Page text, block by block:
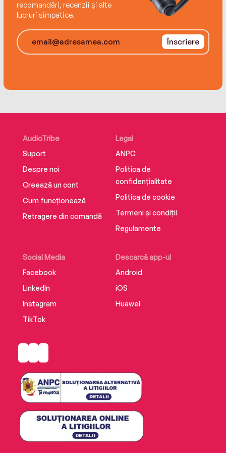
3 and includes a review booklet that can be
downloaded from
recomandări, recenzii și alte
lucruri simpatice.
Înscriere
AudioTribe
Suport
Despre noi
Creează un cont
Cum funcționează
Retragere din comandă
Social Media
Facebook
LinkedIn
Instagram
TikTok
Descarcă app-ul
Android
iOS
Huawei
Legal
ANPC
Politica de
confidențialitate
Politica de cookie
Termeni și condiții
Regulamente